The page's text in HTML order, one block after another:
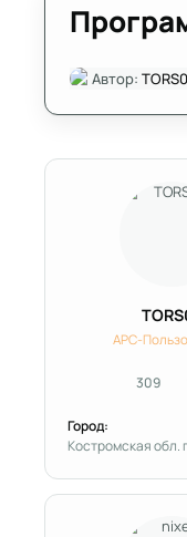
Автор:
APC-
309
Город:
Костромская обл.